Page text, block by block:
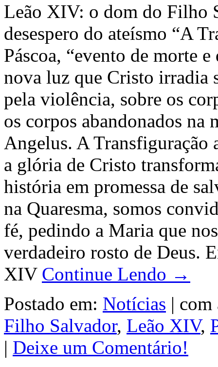
Leão XIV: o dom do Filho
desespero do ateísmo “A
Páscoa, “evento de morte
nova luz que Cristo irradia
pela violência, sobre os
os corpos abandonados
Angelus. A Transfiguração
a glória de Cristo
história em promessa de
na Quaresma, somos
fé, pedindo a Maria que
verdadeiro rosto de Deus.
XIV Continue Lendo →
Postado em: Notícias | com
Filho Salvador, Leão XIV,
| Deixe um Comentário!